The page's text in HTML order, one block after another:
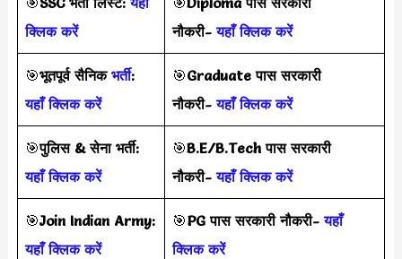
क्लिक करें
नौकरी- यहाँ क्लिक करें
🎯भूतपूर्व सैनिक भर्ती:
यहाँ क्लिक करें
🎯Graduate पास सरकारी
नौकरी- यहाँ क्लिक करें
🎯पुलिस & सेना भर्ती:
यहाँ क्लिक करें
🎯B.E/B.Tech पास सरकारी
नौकरी- यहाँ क्लिक करें
🎯Join Indian Army:
यहाँ क्लिक करें
🎯PG पास सरकारी नौकरी- यहाँ
क्लिक करें